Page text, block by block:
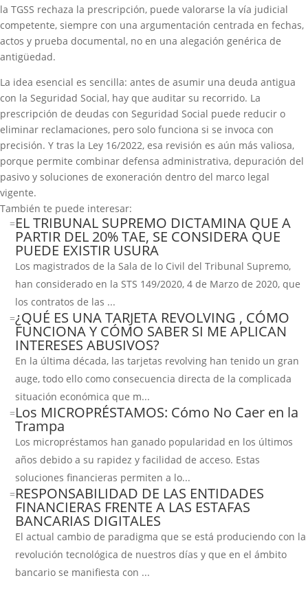
la TGSS rechaza la prescripción, puede valorarse la vía judicial
competente, siempre con una argumentación centrada en fechas,
actos y prueba documental, no en una alegación genérica de
antigüedad.
La idea esencial es sencilla: antes de asumir una deuda antigua
con la Seguridad Social, hay que auditar su recorrido. La
prescripción de deudas con Seguridad Social puede reducir o
eliminar reclamaciones, pero solo funciona si se invoca con
precisión. Y tras la Ley 16/2022, esa revisión es aún más valiosa,
porque permite combinar defensa administrativa, depuración del
pasivo y soluciones de exoneración dentro del marco legal
vigente.
También te puede interesar:
=EL TRIBUNAL SUPREMO DICTAMINA QUE A
PARTIR DEL 20% TAE, SE CONSIDERA QUE
PUEDE EXISTIR USURA
Los magistrados de la Sala de lo Civil del Tribunal Supremo,
han considerado en la STS 149/2020, 4 de Marzo de 2020, que
los contratos de las ...
=¿QUÉ ES UNA TARJETA REVOLVING , CÓMO
FUNCIONA Y CÓMO SABER SI ME APLICAN
INTERESES ABUSIVOS?
En la última década, las tarjetas revolving han tenido un gran
auge, todo ello como consecuencia directa de la complicada
situación económica que m...
=Los MICROPRÉSTAMOS: Cómo No Caer en la
Trampa
Los micropréstamos han ganado popularidad en los últimos
años debido a su rapidez y facilidad de acceso. Estas
soluciones financieras permiten a lo...
=RESPONSABILIDAD DE LAS ENTIDADES
FINANCIERAS FRENTE A LAS ESTAFAS
BANCARIAS DIGITALES
El actual cambio de paradigma que se está produciendo con la
revolución tecnológica de nuestros días y que en el ámbito
bancario se manifiesta con ...